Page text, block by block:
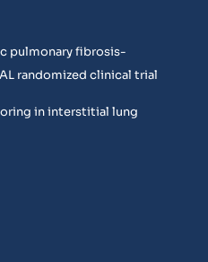
pulmonary fibrosis-
randomized clinical trial
in interstitial lung